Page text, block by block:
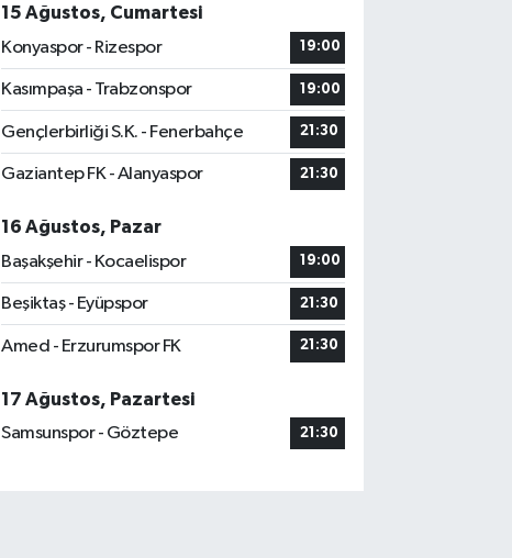
15 Ağustos, Cumartesi
Konyaspor - Rizespor
19:00
Kasımpaşa - Trabzonspor 19:00
Gençlerbirliği S.K. - Fenerbahçe 21:30
Gaziantep FK - Alanyaspor 21:30
16 Ağustos, Pazar
Başakşehir - Kocaelispor
19:00
Beşiktaş - Eyüpspor 21:30
Amed - Erzurumspor FK 21:30
17 Ağustos, Pazartesi
Samsunspor - Göztepe
21:30